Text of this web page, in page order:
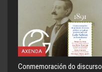
AXENDA
Conmemoración do discurso